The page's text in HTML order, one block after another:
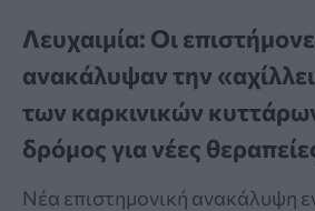
Λευχαιμία: Οι
ανακάλυψαν την
των καρκινικών
δρόμος για νέες
Νέα επιστημονική ανακάλυψη